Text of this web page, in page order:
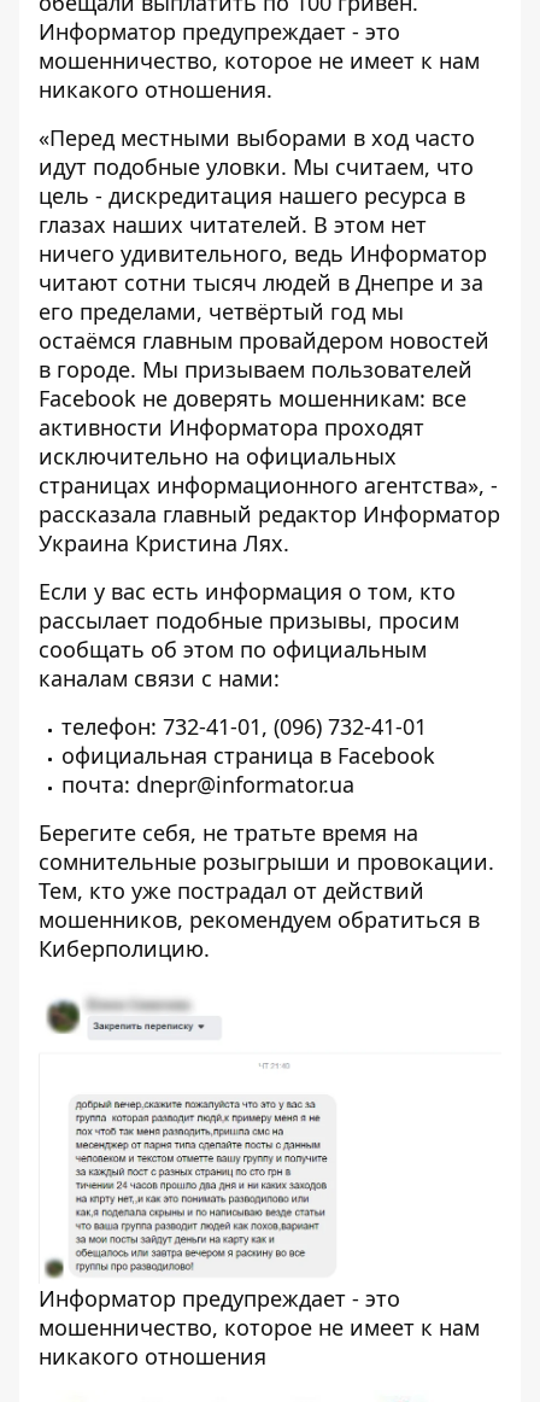
Информатор предупреждает - это
мошенничество, которое не имеет к нам
никакого отношения.
«Перед местными выборами в ход часто
идут подобные уловки. Мы считаем, что
цель - дискредитация нашего ресурса в
глазах наших читателей. В этом нет
ничего удивительного, ведь Информатор
читают сотни тысяч людей в Днепре и за
его пределами, четвёртый год мы
остаёмся главным провайдером новостей
в городе. Мы призываем пользователей
Facebook не доверять мошенникам: все
активности Информатора проходят
исключительно на официальных
страницах информационного агентства», -
рассказала главный редактор Информатор
Украина Кристина Лях.
Если у вас есть информация о том, кто
рассылает подобные призывы, просим
сообщать об этом по официальным
каналам связи с нами:
телефон: 732-41-01, (096) 732-41-01
официальная страница в Facebook
почта: dnepr@informator.ua
Берегите себя, не тратьте время на
сомнительные розыгрыши и провокации.
Тем, кто уже пострадал от действий
мошенников, рекомендуем обратиться в
Киберполицию.
Информатор предупреждает - это
мошенничество, которое не имеет к нам
никакого отношения